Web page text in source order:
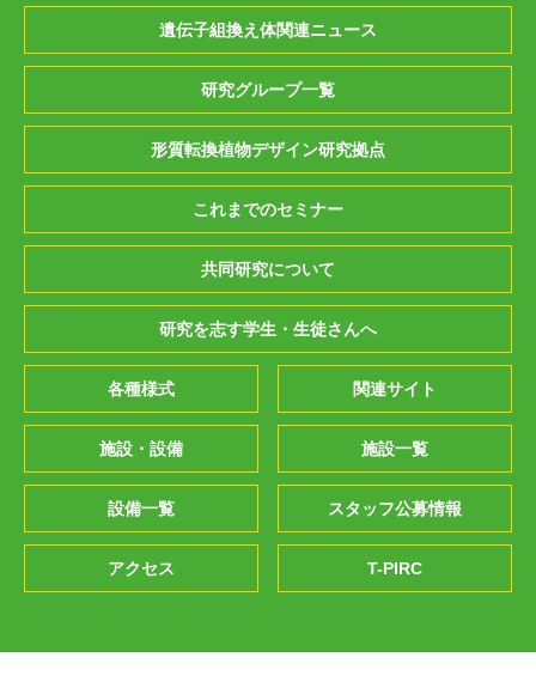
遺伝子組換え体関連ニュース
研究グループ一覧
形質転換植物デザイン研究拠点
これまでのセミナー
共同研究について
研究を志す学生・生徒さんへ
各種様式 関連サイト
施設・設備 施設一覧
設備一覧 スタッフ公募情報
アクセス T-PIRC